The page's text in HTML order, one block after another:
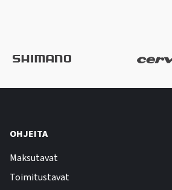
OHJEITA
Maksutavat
Toimitustavat